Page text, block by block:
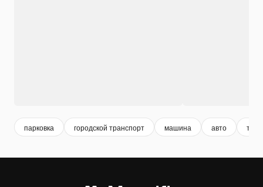
парковка городской транспорт машина авто